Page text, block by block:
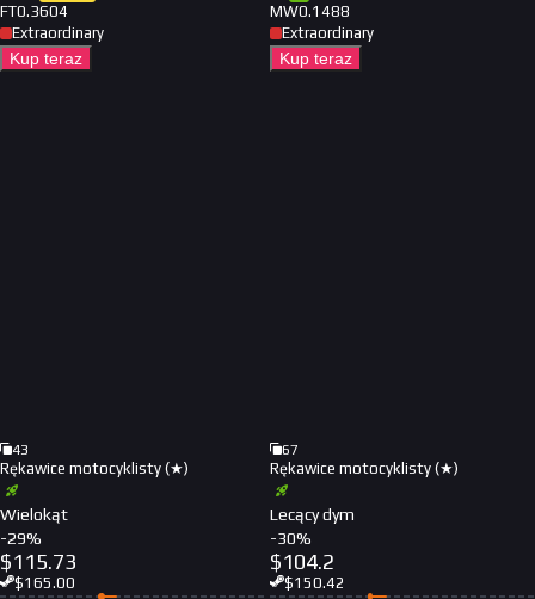
FT0.3604
Extraordinary
Kup teraz
MW0.1488
Extraordinary
Kup teraz
43
Rękawice motocyklisty (★)
Wielokąt
-29%
$115.73
$165.00
67
Rękawice motocyklisty (★)
Lecący dym
-30%
$104.2
$150.42